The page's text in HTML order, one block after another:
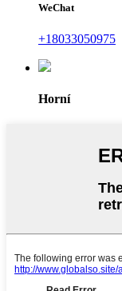
WeChat
+18033050975
Horní